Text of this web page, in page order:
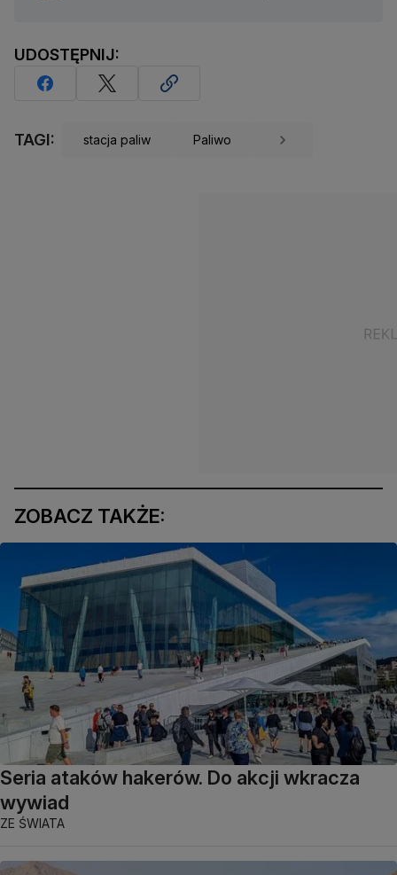
UDOSTĘPNIJ:
TAGI: stacja paliw Paliwo
ZOBACZ TAKŻE:
Seria ataków hakerów. Do akcji wkracza
wywiad
ZE ŚWIATA